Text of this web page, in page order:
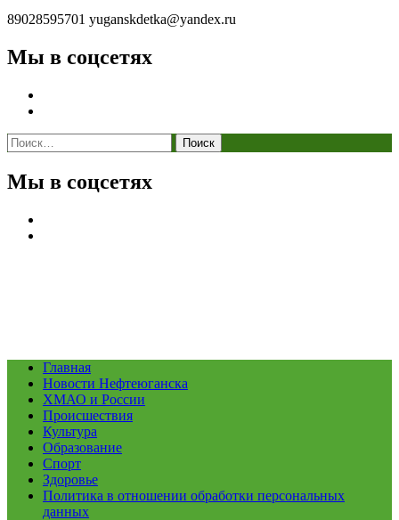
89028595701 yuganskdetka@yandex.ru
Мы в соцсетях
Найти:
Мы в соцсетях
Главная
Новости Нефтеюганска
ХМАО и России
Происшествия
Культура
Образование
Спорт
Здоровье
Политика в отношении обработки персональных
данных